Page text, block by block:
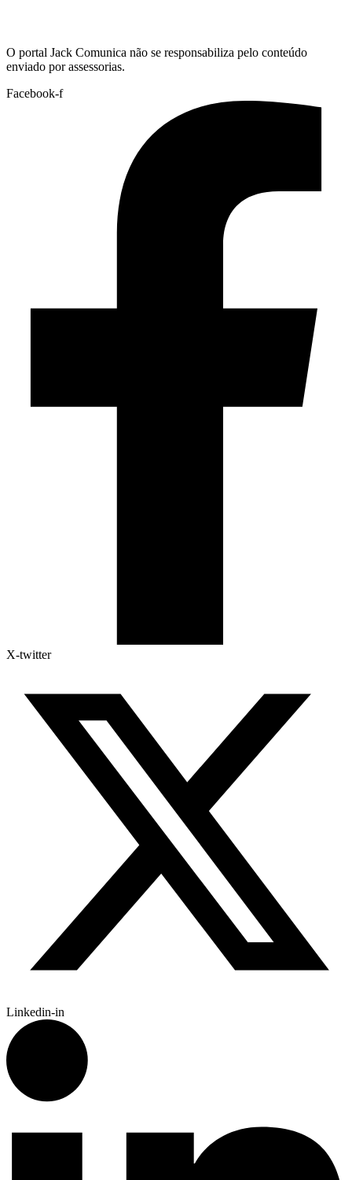
O portal Jack Comunica não se responsabiliza pelo conteúdo
enviado por assessorias.
Facebook-f
X-twitter
Linkedin-in